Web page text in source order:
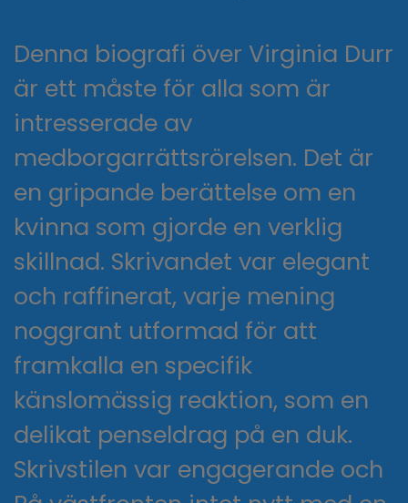
Denna biografi över Virginia Durr
är ett måste för alla som är
intresserade av
medborgarrättsrörelsen. Det är
en gripande berättelse om en
kvinna som gjorde en verklig
skillnad. Skrivandet var elegant
och raffinerat, varje mening
noggrant utformad för att
framkalla en specifik
känslomässig reaktion, som en
delikat penseldrag på en duk.
Skrivstilen var engagerande och